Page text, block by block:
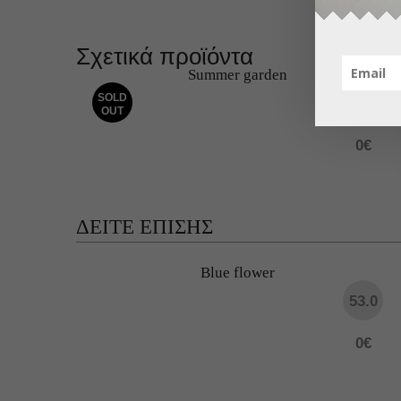
Σχετικά προϊόντα
SOLD
OUT
Summer garden
0€
ΔΕΙΤΕ ΕΠΙΣΗΣ
Blue flower
53.0
0€